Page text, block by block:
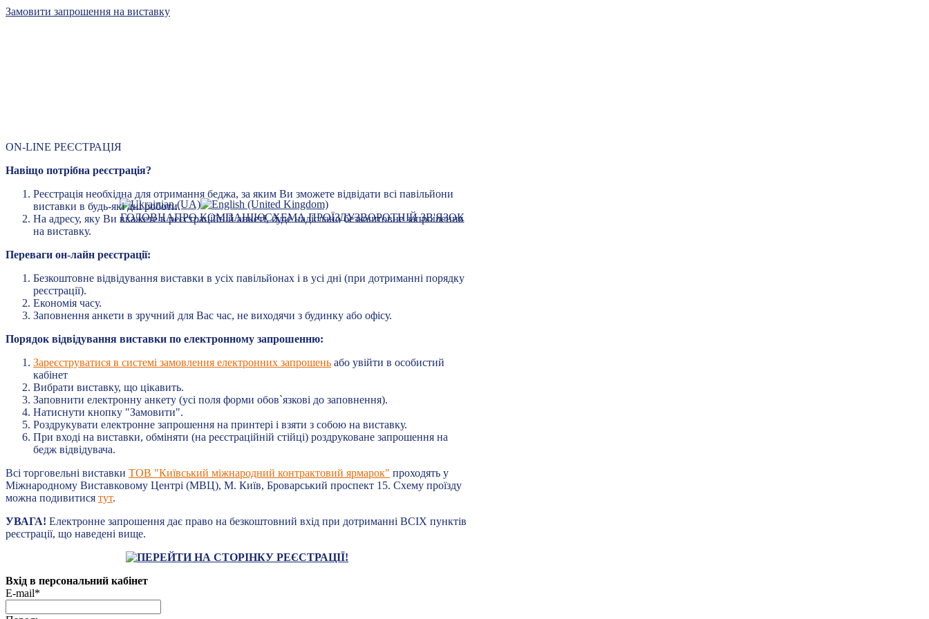
Замовити запрошення на виставку
ГОЛОВНАПРО КОМПАНІЮСХЕМА ПРОЇЗДУЗВОРОТНІЙ ЗВ'ЯЗОК
ON-LINE РЕЄСТРАЦІЯ
Навіщо потрібна реєстрація?
Реєстрація необхідна для отримання беджа, за яким Ви зможете відвідати всі павільйони
виставки в будь-які дні роботи.
На адресу, яку Ви вкажете в реєстраційній анкеті, буде надіслано безкоштовне запрошення
на виставку.
Переваги он-лайн реєстрації:
Безкоштовне відвідування виставки в усіх павільйонах і в усі дні (при дотриманні порядку
реєстрації).
Економія часу.
Заповнення анкети в зручний для Вас час, не виходячи з будинку або офісу.
Порядок відвідування виставки по електронному запрошенню:
Зареєструватися в системі замовлення електронних запрошень або увійти в особистий
кабінет
Вибрати виставку, що цікавить.
Заповнити електронну анкету (усі поля форми обов`язкові до заповнення).
Натиснути кнопку "Замовити".
Роздрукувати електронне запрошення на принтері і взяти з собою на виставку.
При вході на виставки, обміняти (на реєстраційній стійці) роздруковане запрошення на
бедж відвідувача.
Всі торговельні виставки ТОВ "Київський міжнародний контрактовий ярмарок" проходять у
Міжнародному Виставковому Центрі (МВЦ), М. Київ, Броварський проспект 15. Схему проїзду
можна подивитися тут.
УВАГА! Електронне запрошення дає право на безкоштовний вхід при дотриманні ВСІХ пунктів
реєстрації, що наведені вище.
Вхід в персональний кабінет
E-mail*